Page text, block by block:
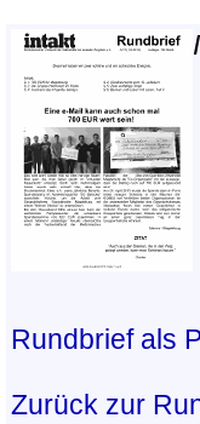
Rundbrief als
Zurück zur